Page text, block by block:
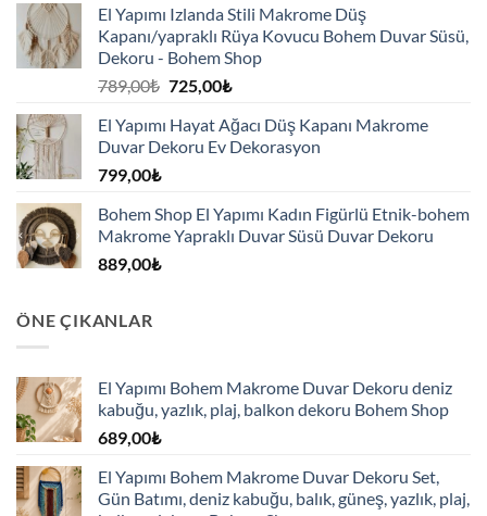
El Yapımı Izlanda Stili Makrome Düş
Kapanı/yapraklı Rüya Kovucu Bohem Duvar Süsü,
Dekoru - Bohem Shop
789,00₺ Orijinal
789,00₺.
725,00₺Şu
fiyat:
725,00₺.
El Yapımı Hayat Ağacı Düş Kapanı Makrome
Duvar Dekoru Ev Dekorasyon
799,00₺
Bohem Shop El Yapımı Kadın Figürlü Etnik-bohem
Makrome Yapraklı Duvar Süsü Duvar Dekoru
889,00₺
ÖNE ÇIKANLAR
El Yapımı Bohem Makrome Duvar Dekoru deniz
kabuğu, yazlık, plaj, balkon dekoru Bohem Shop
689,00₺
El Yapımı Bohem Makrome Duvar Dekoru Set,
Gün Batımı, deniz kabuğu, balık, güneş, yazlık, plaj,